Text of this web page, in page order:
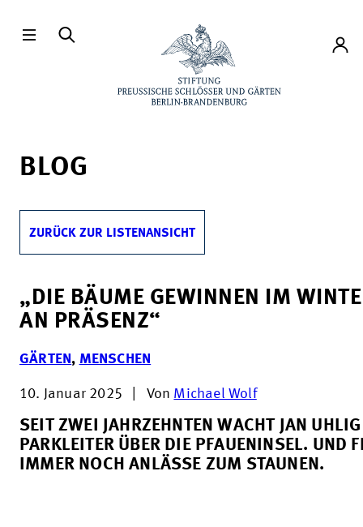
Konto
BLOG
ZURÜCK ZUR LISTENANSICHT
„DIE BÄUME GEWINNEN IM
AN PRÄSENZ“
GÄRTEN , MENSCHEN
10. Januar 2025 Von Michael Wolf
SEIT ZWEI JAHRZEHNTEN WACHT JAN
PARKLEITER ÜBER DIE PFAUENINSEL. UND
IMMER NOCH ANLÄSSE ZUM STAUNEN.